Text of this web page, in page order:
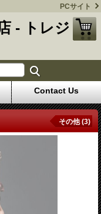
PCサイト
- トレジ
Contact Us
その他 (3)